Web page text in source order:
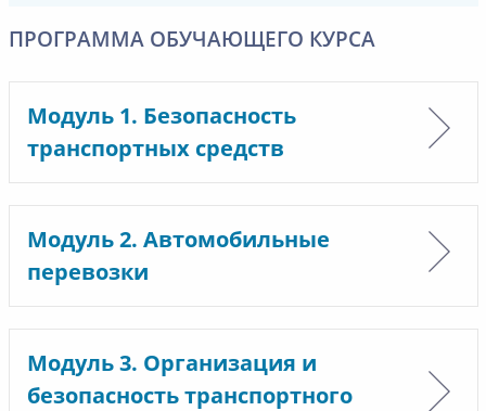
ПРОГРАММА ОБУЧАЮЩЕГО КУРСА
Модуль 1. Безопасность
транспортных средств
Модуль 2. Автомобильные
перевозки
Модуль 3. Организация и
безопасность транспортного